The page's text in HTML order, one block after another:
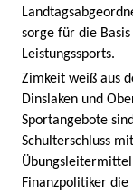
sorge für die
Leistungssports.
Zimkeit weiß aus
Dinslaken und
Sportangebote
Schulterschluss
Finanzpolitiker